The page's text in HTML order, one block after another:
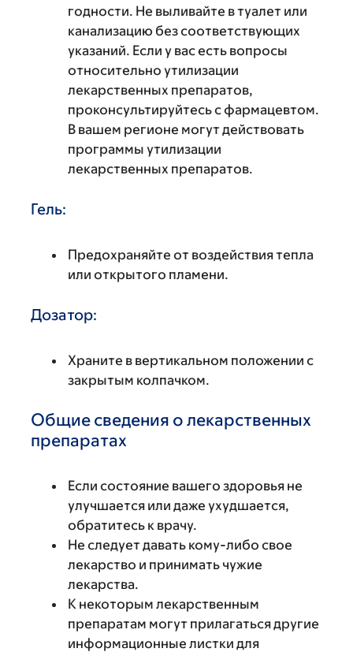
годности. Не выливайте в туалет или
канализацию без соответствующих
указаний. Если у вас есть вопросы
относительно утилизации
лекарственных препаратов,
проконсультируйтесь с фармацевтом.
В вашем регионе могут действовать
программы утилизации
лекарственных препаратов.
Гель:
Предохраняйте от воздействия тепла
или открытого пламени.
Дозатор:
Храните в вертикальном положении с
закрытым колпачком.
Общие сведения о лекарственных
препаратах
Если состояние вашего здоровья не
улучшается или даже ухудшается,
обратитесь к врачу.
Не следует давать кому-либо свое
лекарство и принимать чужие
лекарства.
К некоторым лекарственным
препаратам могут прилагаться другие
информационные листки для